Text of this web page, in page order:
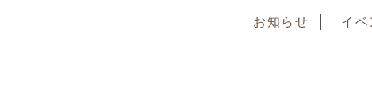
お知らせ イベ